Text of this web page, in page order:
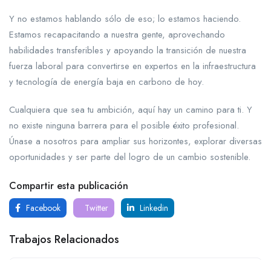
Y no estamos hablando sólo de eso; lo estamos haciendo.
Estamos recapacitando a nuestra gente, aprovechando
habilidades transferibles y apoyando la transición de nuestra
fuerza laboral para convertirse en expertos en la infraestructura
y tecnología de energía baja en carbono de hoy.
Cualquiera que sea tu ambición, aquí hay un camino para ti. Y
no existe ninguna barrera para el posible éxito profesional.
Únase a nosotros para ampliar sus horizontes, explorar diversas
oportunidades y ser parte del logro de un cambio sostenible.
Compartir esta publicación
Facebook Twitter Linkedin
Trabajos Relacionados